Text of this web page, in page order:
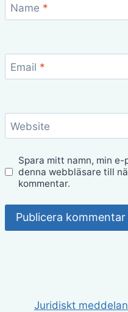
Name *
Email *
Website
Spara mitt namn, min
denna webbläsare till
kommentar.
Juridiskt